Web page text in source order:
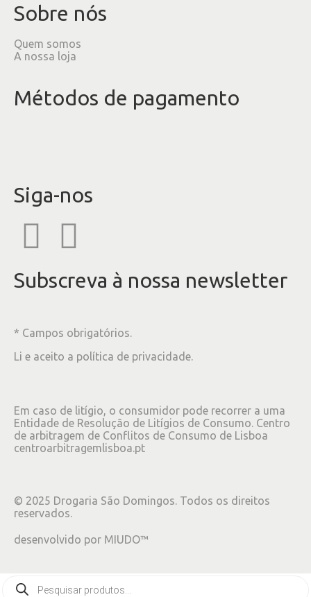
Sobre nós
Quem somos
A nossa loja
Métodos de pagamento
Siga-nos
Subscreva à nossa newsletter
* Campos obrigatórios.
Li e aceito a política de privacidade.
Em caso de litígio, o consumidor pode recorrer a uma
Entidade de Resolução de Litígios de Consumo. Centro
de arbitragem de Conflitos de Consumo de Lisboa
centroarbitragemlisboa.pt
© 2025 Drogaria São Domingos. Todos os direitos
reservados.
desenvolvido por MIUDO™